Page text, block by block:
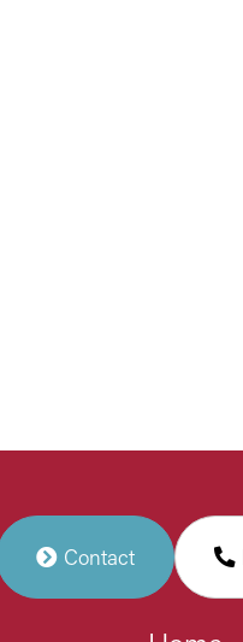
Contact